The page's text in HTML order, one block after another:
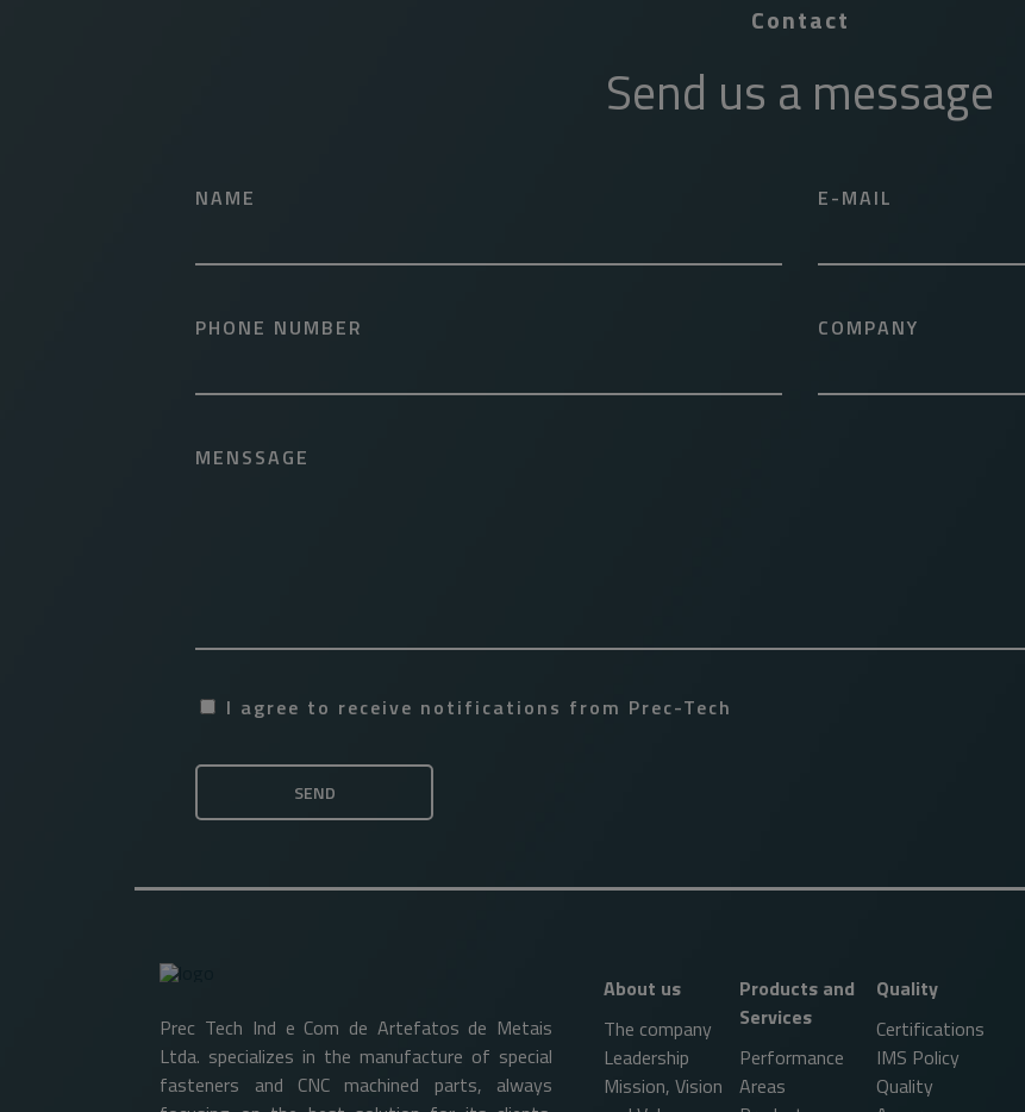
Contact
Send us a message
NAME E-MAIL
PHONE NUMBER COMPANY
MENSSAGE
I agree to receive notifications from Prec-Tech
Prec Tech Ind e Com de Artefatos de Metais
Ltda. specializes in the manufacture of special
fasteners and CNC machined parts, always
About us
The company
Leadership
Mission, Vision
Products and
Services
Performance
Areas
Quality
Certifications
IMS Policy
Quality